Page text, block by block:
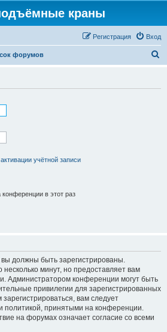
краны
Вход
Регистрация
форумов
учётной записи
в этот раз
должны быть зарегистрированы.
несколько минут, но предоставляет вам
Администратором конференции могут быть
привилегии для зарегистрированных
вам следует
политикой, принятыми на конференции.
на форумах означает согласие со всеми